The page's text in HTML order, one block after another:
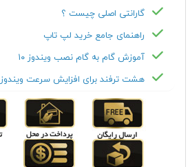
گارانتی اصلی چیست ؟
راهنمای جامع خرید لپ تاپ
آموزش گام به گام نصب ویندوز ۱۰
هشت ترفند برای افزایش سرعت ویندوز ۱۰